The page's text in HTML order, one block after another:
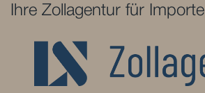
Ihre Zollagentur für